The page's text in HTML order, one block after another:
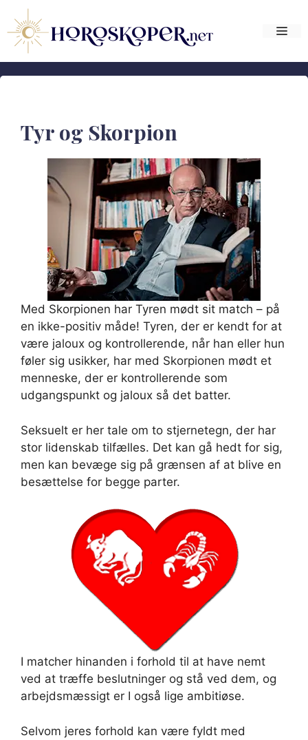
indhold
Tyr og Skorpion
Med Skorpionen har Tyren mødt sit match – på
en ikke-positiv måde! Tyren, der er kendt for at
være jaloux og kontrollerende, når han eller hun
føler sig usikker, har med Skorpionen mødt et
menneske, der er kontrollerende som
udgangspunkt og jaloux så det batter.
Seksuelt er her tale om to stjernetegn, der har
stor lidenskab tilfælles. Det kan gå hedt for sig,
men kan bevæge sig på grænsen af at blive en
besættelse for begge parter.
I matcher hinanden i forhold til at have nemt
ved at træffe beslutninger og stå ved dem, og
arbejdsmæssigt er I også lige ambitiøse.
Selvom jeres forhold kan være fyldt med